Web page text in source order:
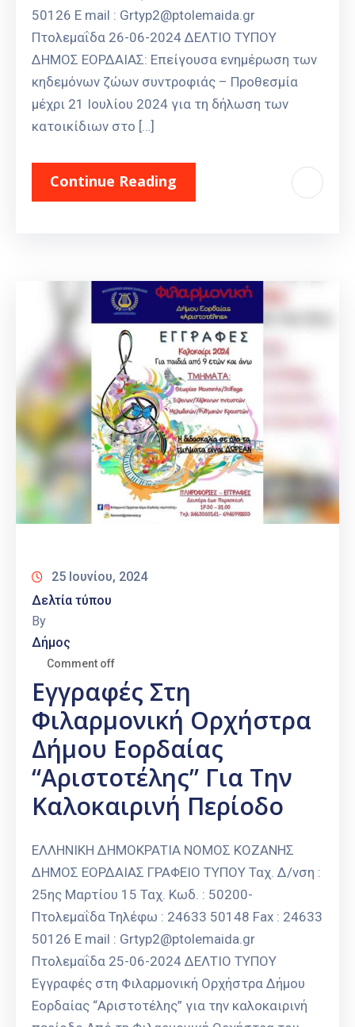
50126 E mail : Grtyp2@ptolemaida.gr
Πτολεμαΐδα 26-06-2024 ΔΕΛΤΙΟ ΤΥΠΟΥ
ΔΗΜΟΣ ΕΟΡΔΑΙΑΣ: Επείγουσα ενημέρωση των
κηδεμόνων ζώων συντροφιάς – Προθεσμία
μέχρι 21 Ιουλίου 2024 για τη δήλωση των
κατοικίδιων στο […]
Continue Reading
25 Ιουνίου, 2024
Δελτία τύπου
By
Δήμος
Comment off
Εγγραφές Στη
Φιλαρμονική Ορχήστρα
Δήμου Εορδαίας
“Αριστοτέλης” Για Την
Καλοκαιρινή Περίοδο
ΕΛΛΗΝΙΚΗ ΔΗΜΟΚΡΑΤΙΑ ΝΟΜΟΣ ΚΟΖΑΝΗΣ
ΔΗΜΟΣ ΕΟΡΔΑΙΑΣ ΓΡΑΦΕΙΟ ΤΥΠΟΥ Ταχ. Δ/νση :
25ης Μαρτίου 15 Ταχ. Κωδ. : 50200-
Πτολεμαΐδα Τηλέφω : 24633 50148 Fax : 24633
50126 E mail : Grtyp2@ptolemaida.gr
Πτολεμαΐδα 25-06-2024 ΔΕΛΤΙΟ ΤΥΠΟΥ
Εγγραφές στη Φιλαρμονική Ορχήστρα Δήμου
Εορδαίας “Αριστοτέλης” για την καλοκαιρινή